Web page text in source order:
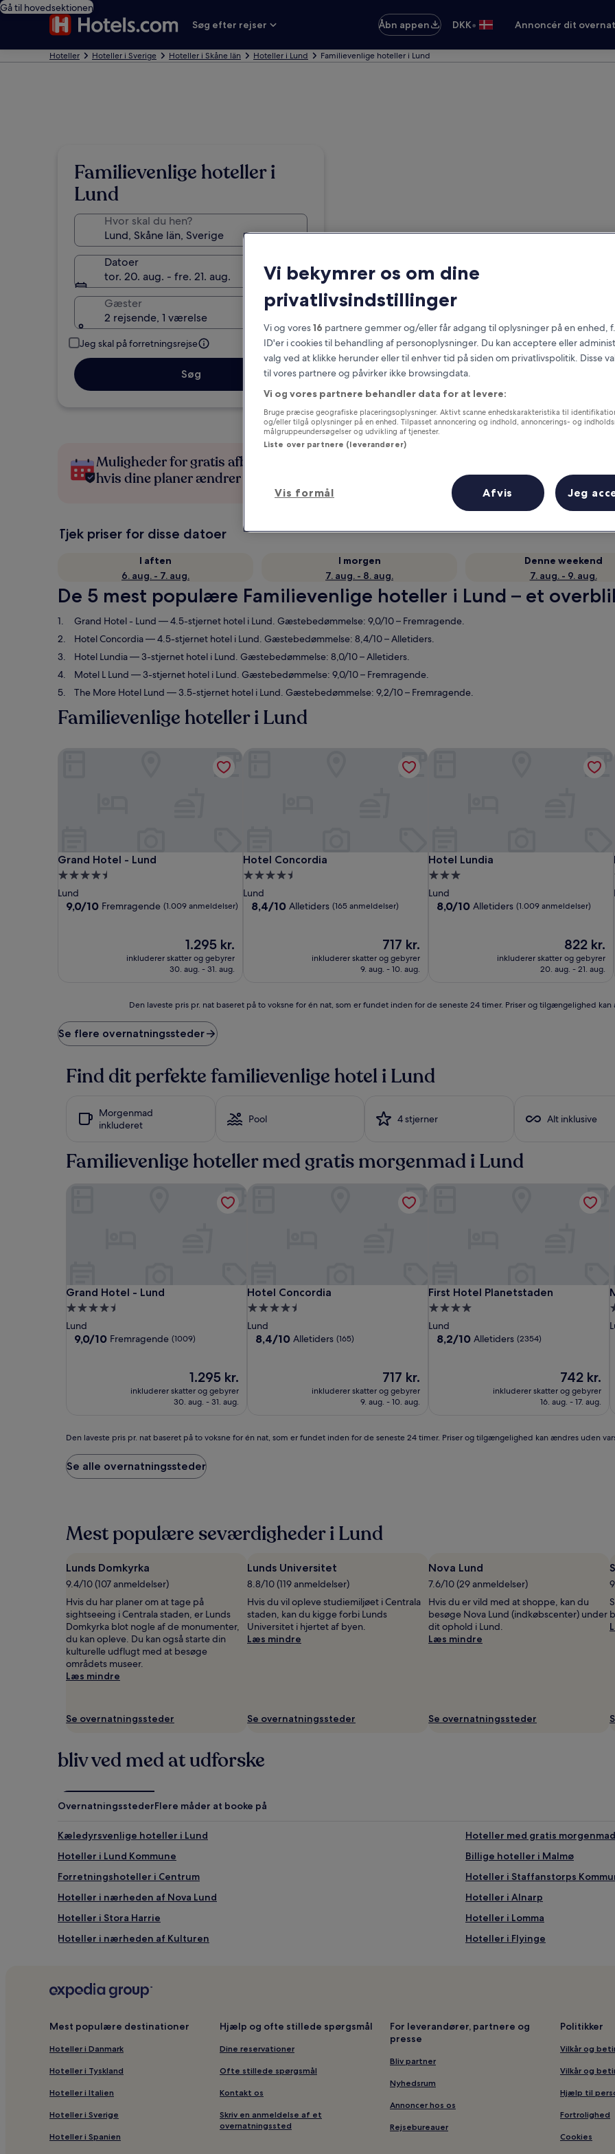
Gå til hovedsektionen
Søg efter rejser
Åbn appen DKK• Annoncér dit
Hoteller Hoteller i Sverige Hoteller i Skåne län Hoteller i Lund Familievenlige hoteller i Lund
Familievenlige hoteller i
Lund
Hvor skal du hen?
Datoer
tor. 20. aug. - fre. 21. aug.
Gæster
2 rejsende, 1 værelse
Jeg skal på forretningsrejse
Søg
Muligheder for gratis afbestilling,
hvis dine planer ændrer sig
Optjen fordele for hver overnatning
Tjek priser for disse datoer
I aften
6. aug. - 7. aug.
I morgen
7. aug. - 8. aug.
Denne weekend
7. aug. - 9. aug.
De 5 mest populære Familievenlige hoteller i Lund – et
Grand Hotel - Lund — 4.5-stjernet hotel i Lund. Gæstebedømmelse: 9,0/10 – Fremragende.
Hotel Concordia— 4.5-stjernet hotel i Lund. Gæstebedømmelse: 8,4/10 – Alletiders.
Hotel Lundia— 3-stjernet hotel i Lund. Gæstebedømmelse: 8,0/10 – Alletiders.
Motel L Lund — 3-stjernet hotel i Lund. Gæstebedømmelse: 9,0/10 – Fremragende.
The More Hotel Lund — 3.5-stjernet hotel i Lund. Gæstebedømmelse: 9,2/10 – Fremragende.
Familievenlige hoteller i Lund
Grand Hotel - Lund
Grand Hotel - Lund
4.5-
stjernet
overnatningssted
Lund
9.0
9,0/10 Fremragende (1.009 anmeldelser)
Prisen
er
1.295 kr.
1.295 kr.
inkluderer skatter og gebyrer
30. aug. - 31. aug.
Hotel Concordia
Hotel Concordia
4.5-
stjernet
overnatningssted
Lund
8.4
8,4/10 Alletiders (165 anmeldelser)
Prisen
er
717 kr.
717 kr.
inkluderer skatter og gebyrer
9. aug. - 10. aug.
Hotel Lundia
Hotel Lundia
3.0-
stjernet
overnatningssted
Lund
8.0
8,0/10 Alletiders (1.009 anmeldelser)
Prisen
er
822 kr.
822 kr.
inkluderer skatter og gebyrer
20. aug. - 21. aug.
pris
pr.
baseret
på
som
tilgængelighed
kan
ændres
uden
varsel.
Den laveste pris pr. nat baseret på to voksne for én nat, som er fundet inden for de seneste 24 timer. Priser og tilgængelighed
Se flere overnatningssteder
Find dit perfekte familievenlige hotel i Lund
Morgenmad
inkluderet
Pool 4 stjerner Alt inklusive
Familievenlige hoteller med gratis morgenmad i Lund
Grand
Hotel
-
Lund
Grand
Hotel
-
Lund
Grand
Hotel
-
Lund
-
Grand Hotel - Lund
Grand Hotel - Lund
4.5-
stjernet
overnatningssted
Lund
9.0
Fremragende,
9,0/10 Fremragende (1009)
Prisen
er
1.295 kr.
1.295 kr.
inkluderer skatter og gebyrer
30. aug. - 31. aug.
Hotel
Concordia
Hotel
Concordia
Hotel Concordia
Hotel Concordia
4.5-
stjernet
overnatningssted
Lund
8.4
8,4/10 Alletiders (165)
Prisen
er
717 kr.
717 kr.
inkluderer skatter og gebyrer
9. aug. - 10. aug.
First
Hotel
Planetstaden
First Hotel Planetstaden
First Hotel Planetstaden
4.0-
stjernet
overnatningssted
Lund
8.2
8,2/10 Alletiders (2354)
Prisen
er
742 kr.
742 kr.
inkluderer skatter og gebyrer
16. aug. - 17. aug.
L
Den
pris
pr.
to
voksne
én
nat,
som
er
fundet
inden
for
de
seneste
24
tilgængelighed
uden
kan
Den laveste pris pr. nat baseret på to voksne for én nat, som er fundet inden for de seneste 24 timer. Priser og tilgængelighed kan ændres uden
Se alle overnatningssteder
Mest populære seværdigheder i Lund
Lunds Domkyrka
9.4/10 (107 anmeldelser)
Hvis du har planer om at tage på
sightseeing i Centrala staden, er Lunds
Domkyrka blot nogle af de monumenter,
du kan opleve. Du kan også starte din
kulturelle udflugt med at besøge
områdets museer.
Læs mindre
Se overnatningssteder
Lunds Universitet
8.8/10 (119 anmeldelser)
Hvis du vil opleve studiemiljøet i Centrala
staden, kan du kigge forbi Lunds
Universitet i hjertet af byen.
Læs mindre
Se overnatningssteder
Nova Lund
7.6/10 (29 anmeldelser)
Hvis du er vild med at shoppe, kan du
besøge Nova Lund (indkøbscenter) under
dit ophold i Lund.
Læs mindre
Se overnatningssteder
bliv ved med at udforske
OvernatningsstederFlere måder at booke på
Kæledyrsvenlige hoteller i Lund
Hoteller med gratis
Hoteller i Lund Kommune
Billige hoteller i Malmø
Forretningshoteller i Centrum
Hoteller i Staffanstorps
Hoteller i nærheden af Nova Lund
Hoteller i Alnarp
Hoteller i Stora Harrie
Hoteller i Lomma
Hoteller i nærheden af Kulturen
Hoteller i Flyinge
Hoteller i nærheden af Kävlinge Station
Hoteller i nærheden af Skissernas Museum
Hoteller i Åkarp
Luksushoteller i Centrum
Hoteller i nærheden af
Mest populære destinationer
Hoteller i Danmark
Hoteller i Tyskland
Hoteller i Italien
Hoteller i Sverige
Hoteller i Spanien
Hjælp og ofte stillede spørgsmål
Dine reservationer
Ofte stillede spørgsmål
Kontakt os
Skriv en anmeldelse af et
overnatningssted
For leverandører, partnere og
presse
Bliv partner
Nyhedsrum
Annoncer hos os
Rejsebureauer
Politikker
Vilkår og
Vilkår og
Hjælp til
Fortrolighed
Cookies
Vi bekymrer os om dine
privatlivsindstillinger
Vi og vores16 partnere gemmer og/eller får adgang til oplysninger på en enhed,
ID'er i cookies til behandling af personoplysninger. Du kan acceptere eller
valg ved at klikke herunder eller til enhver tid på siden om privatlivspolitik. Disse
til vores partnere og påvirker ikke browsingdata.
Vi og vores partnere behandler data for at levere:
Bruge præcise geografiske placeringsoplysninger. Aktivt scanne enhedskarakteristika til
og/eller tilgå oplysninger på en enhed. Tilpasset annoncering og indhold, annoncerings- og
målgruppeundersøgelser og udvikling af tjenester.
Liste over partnere (leverandører)
Vis formål Afvis Jeg